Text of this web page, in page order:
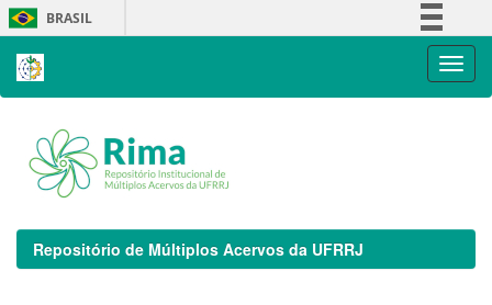
Skip
navigation
BRASIL
Repositório de Múltiplos Acervos da UFRRJ